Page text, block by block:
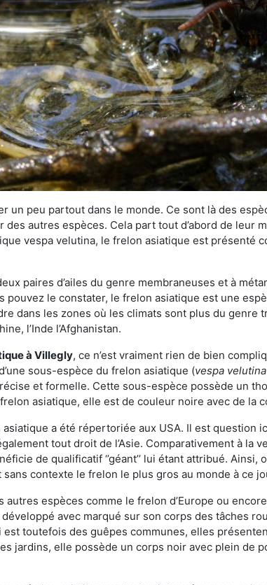
un peu partout dans le monde. Ce sont là des
autres espèces. Cela part tout d’abord de leur
vespa velutina, le frelon asiatique est présenté
paires d’ailes du genre membraneuses et à
le constater, le frelon asiatique est une
dans les zones où les climats sont plus du genre
l’Inde l’Afghanistan.
à Villegly, ce n’est vraiment rien de bien
sous-espèce du frelon asiatique (vespa
et formelle. Cette sous-espèce possède un
asiatique, elle est de couleur noire avec de la
a été répertoriée aux USA. Il est question
tout droit de l’Asie. Comparativement à la
de qualificatif ‘’géant’’ lui étant attribué.
sans contexte le frelon le plus gros au monde à ce
autres espèces comme le frelon d’Europe ou
avec marqué sur son corps des tâches
toutefois des guêpes communes, elles
jardins, elle possède un corps noir avec plein de